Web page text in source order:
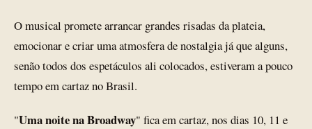
O musical promete arrancar grandes risadas da plateia,
emocionar e criar uma atmosfera de nostalgia já que alguns,
senão todos dos espetáculos ali colocados, estiveram a pouco
tempo em cartaz no Brasil.
"Uma noite na Broadway" fica em cartaz, nos dias 10, 11 e